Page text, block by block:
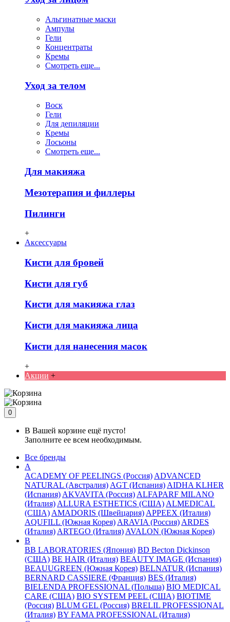
Альгинатные маски
Ампулы
Гели
Концентраты
Кремы
Смотреть еще...
Уход за телом
Воск
Гели
Для депиляции
Кремы
Лосьоны
Смотреть еще...
Для макияжа
Мезотерапия и филлеры
Пилинги
+
Аксессуары
Кисти для бровей
Кисти для губ
Кисти для макияжа глаз
Кисти для макияжа лица
Кисти для нанесения масок
+
Акции +
0
В Вашей корзине ещё пусто!
Заполните ее всем необходимым.
Все бренды
A
ACADEMY OF PEELINGS (Россия) ADVANCED
NATURAL (Австралия) AGT (Испания) AIDHA KLHER
(Испания) AKVAVITA (Россия) ALFAPARF MILANO
(Италия) ALLURA ESTHETICS (США) ALMEDICAL
(США) AMADORIS (Швейцария) APPEEX (Италия)
AQUFILL (Южная Корея) ARAVIA (Россия) ARDES
(Италия) ARTEGO (Италия) AVALON (Южная Корея)
B
BB LABORATORIES (Япония) BD Becton Dickinson
(США) BE HAIR (Италия) BEAUTY IMAGE (Испания)
BEAUUGREEN (Южная Корея) BELNATUR (Испания)
BERNARD CASSIERE (Франция) BES (Италия)
BIELENDA PROFESSIONAL (Польша) BIO MEDICAL
CARE (США) BIO SYSTEM PEEL (США) BIOTIME
(Россия) BLUM GEL (Россия) BRELIL PROFESSIONAL
(Италия) BY FAMA PROFESSIONAL (Италия)